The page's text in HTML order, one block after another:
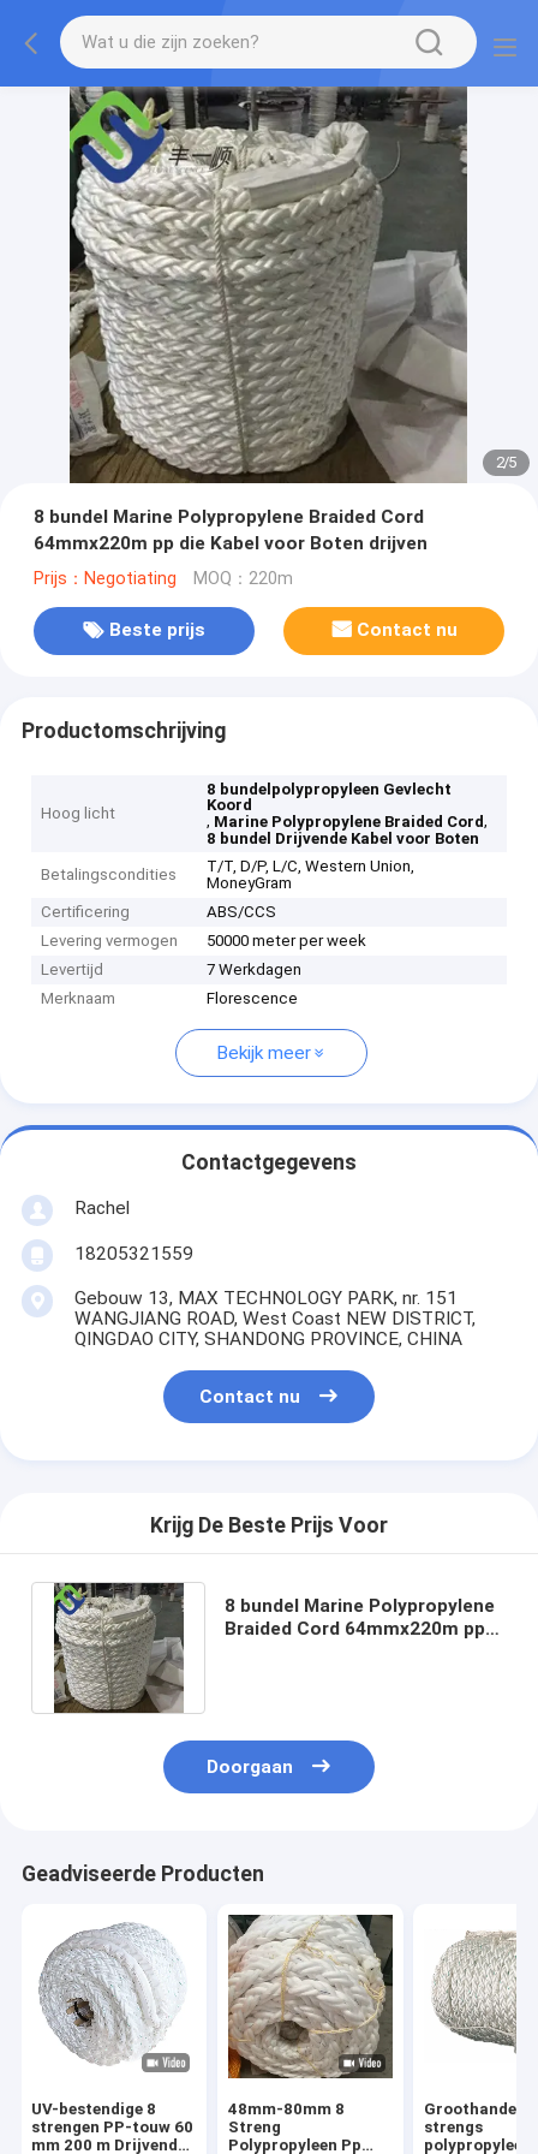
2/5
8 bundel Marine Polypropylene Braided Cord
64mmx220m pp die Kabel voor Boten drijven
Prijs：Negotiating MOQ：220m
Beste prijs Contact nu
Productomschrijving
Hoog licht
8 bundelpolypropyleen Gevlecht
Koord
, Marine Polypropylene Braided Cord,
8 bundel Drijvende Kabel voor Boten
Betalingscondities
T/T, D/P, L/C, Western Union,
MoneyGram
Certificering
ABS/CCS
Levering vermogen
50000 meter per week
Levertijd
7 Werkdagen
Merknaam
Florescence
Bekijk meer
Contactgegevens
Rachel
18205321559
Gebouw 13, MAX TECHNOLOGY PARK, nr. 151
WANGJIANG ROAD, West Coast NEW DISTRICT,
QINGDAO CITY, SHANDONG PROVINCE, CHINA
Contact nu
Krijg De Beste Prijs Voor
8 bundel Marine Polypropylene
Braided Cord 64mmx220m pp
Doorgaan
Geadviseerde Producten
UV-bestendige 8
strengen PP-touw 60
mm 200 m Drijvend
48mm-80mm 8
Streng
Polypropyleen Pp
Groothandel 8
strengs
polypropyleen